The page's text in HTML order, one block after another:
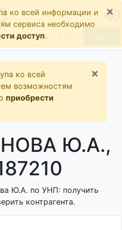
ко всей информации и
сервиса необходимо
доступ.
×
ко всей
возможностям
приобрести
×
Ю.А.,
Ю.А. по УНП: получить
контрагента.